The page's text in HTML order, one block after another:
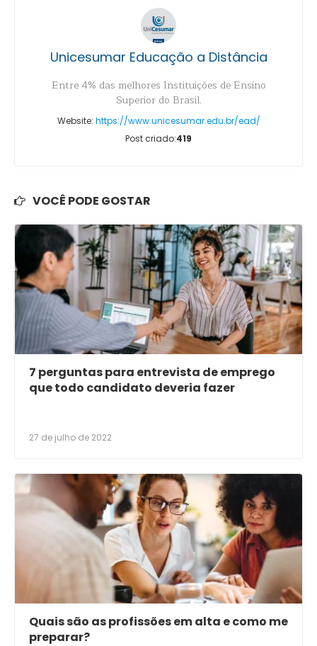
Unicesumar Educação a Distância
Entre 4% das melhores Instituições de Ensino
Superior do Brasil.
Website: https://www.unicesumar.edu.br/ead/
Post criado:419
VOCÊ PODE GOSTAR
7 perguntas para entrevista de emprego
que todo candidato deveria fazer
27 de julho de 2022
Quais são as profissões em alta e como me
preparar?